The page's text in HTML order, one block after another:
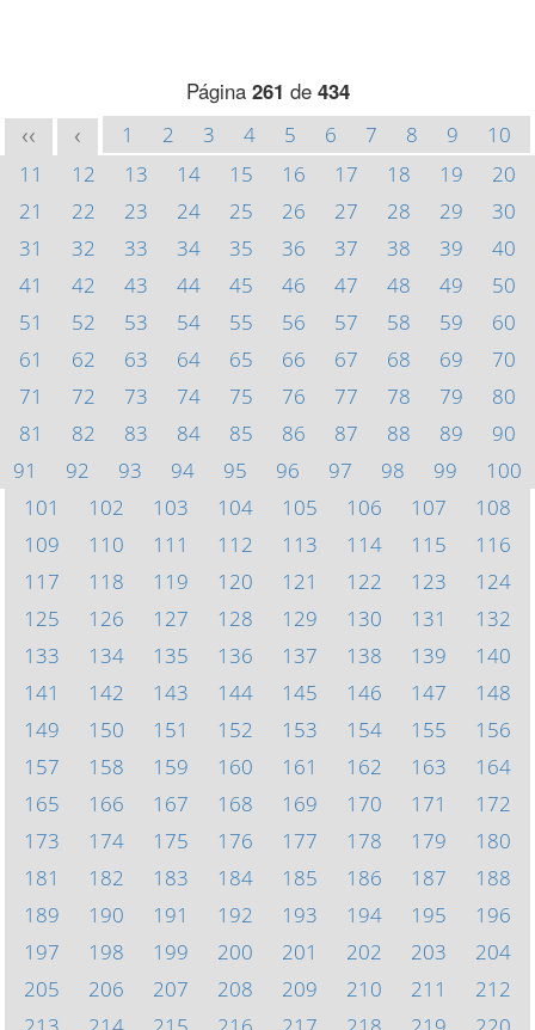
Página 261 de 434
<< < 1 2 3 4 5 6 7 8 9
10
11
12 13 14 15 16 17 18 19
20
21
22 23 24 25 26 27 28 29
30
31
32 33 34 35 36 37 38 39
40
41
42 43 44 45 46 47 48 49
50
51
52 53 54 55 56 57 58 59
60
61
62 63 64 65 66 67 68 69
70
71
72 73 74 75 76 77 78 79
80
81
82 83 84 85 86 87 88 89
90
91
92 93 94 95 96 97 98 99
100
101
102 103 104 105 106 107
108
109
110 111 112 113 114 115
116
117
118 119 120 121 122 123
124
125
126 127 128 129 130 131
132
133
134 135 136 137 138 139
140
141
142 143 144 145 146 147
148
149
150 151 152 153 154 155
156
157
158 159 160 161 162 163
164
165
166 167 168 169 170 171
172
173
174 175 176 177 178 179
180
181
182 183 184 185 186 187
188
189
190 191 192 193 194 195
196
197
198 199 200 201 202 203
204
205
206 207 208 209 210 211
212